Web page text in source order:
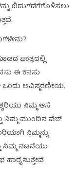
ಬಿಡುಗಡೆಗೆಗೊಳಿಸಲು
ಪಾತ್ರದಲ್ಲಿ
ಈ ಕನಸು
ಒಂದು ಅವಿಸ್ಮರಣೀಯ.
ನಿಮ್ಮ ಆಸೆ
ನಿಮ್ಮ ಮುಂದಿನ ವೆಬ್
ನಿಮ್ಮನ್ನು
ನಿಮ್ಮ ನಟನೆಯು